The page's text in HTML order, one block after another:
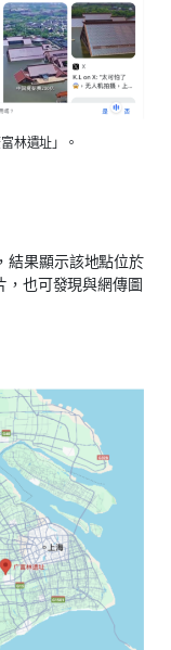
林遺址」。
結果顯示該地點位於
，也可發現與網傳圖